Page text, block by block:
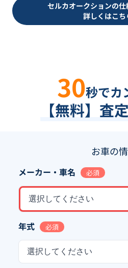
セルカオークションの
詳しくはこち
30秒でカ
【無料】査
お車の
メーカー・車名 必須
選択してください
年式 必須
選択してください